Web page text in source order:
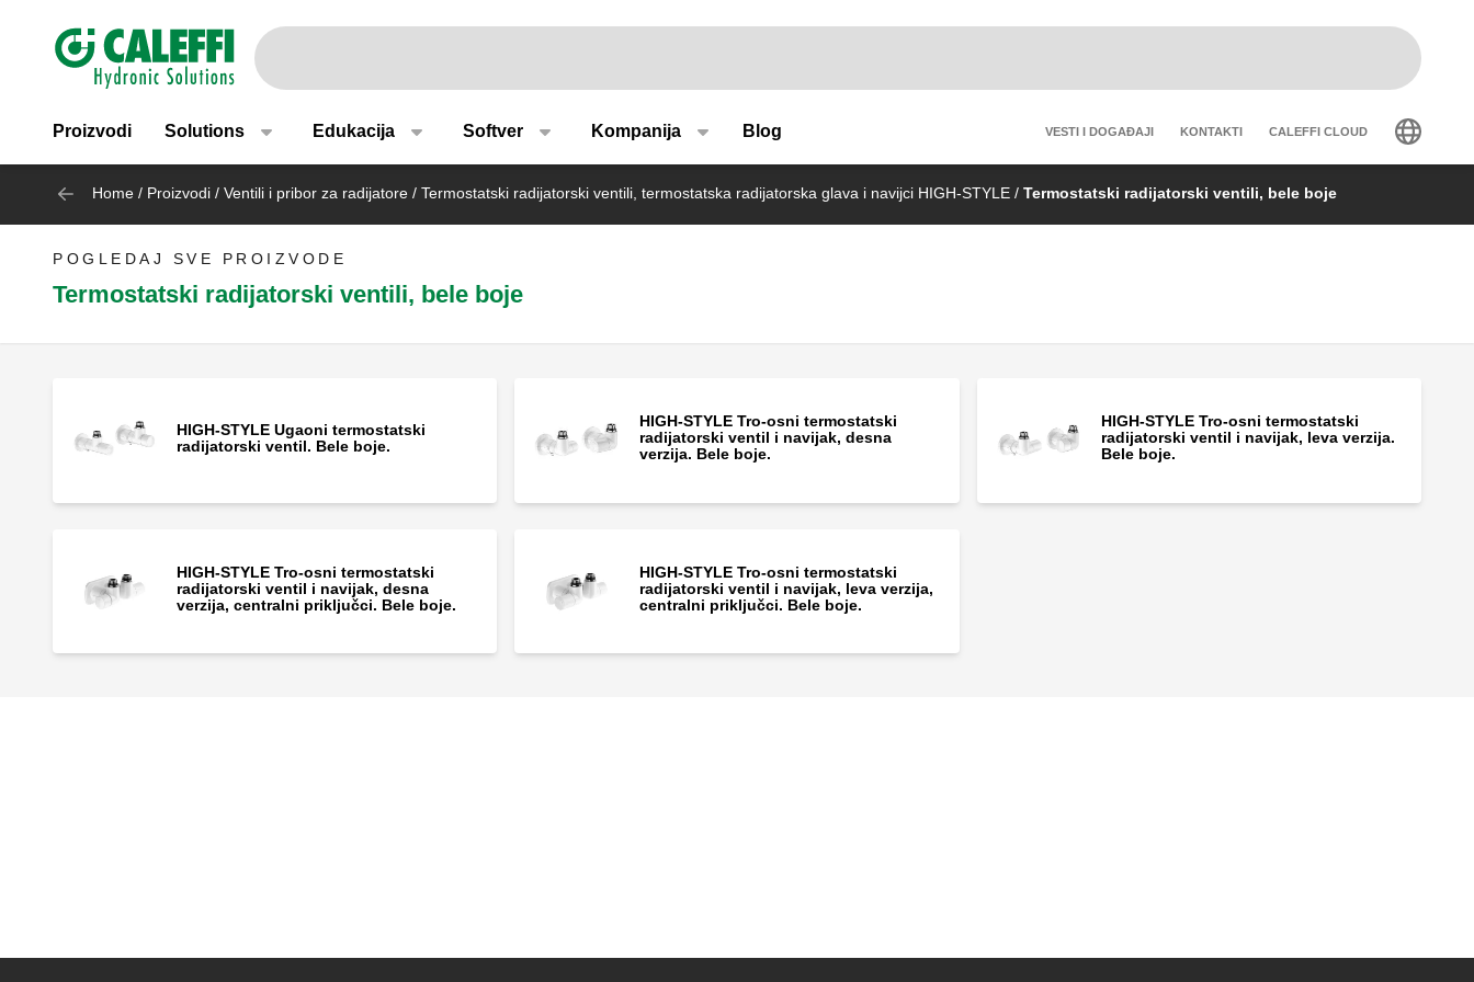
Suggestions will appear as you type
Header main navigation
Proizvodi Solutions Edukacija Softver Kompanija Blog Header secondary
VESTI I DOGAĐAJI KONTAKTI CALEFFI CLOUD
Home / Proizvodi / Ventili i pribor za radijatore / Termostatski radijatorski ventili, termostatska radijatorska glava i navijci HIGH-STYLE / Termostatski radijatorski ventili, bele boje
POGLEDAJ SVE PROIZVODE
Termostatski radijatorski ventili, bele boje
HIGH-STYLE Ugaoni termostatski
radijatorski ventil. Bele boje.
HIGH-STYLE Tro-osni termostatski
radijatorski ventil i navijak, desna
verzija. Bele boje.
HIGH-STYLE Tro-osni termostatski
radijatorski ventil i navijak, leva verzija.
Bele boje.
HIGH-STYLE Tro-osni termostatski
radijatorski ventil i navijak, desna
verzija, centralni priključci. Bele boje.
HIGH-STYLE Tro-osni termostatski
radijatorski ventil i navijak, leva verzija,
centralni priključci. Bele boje.